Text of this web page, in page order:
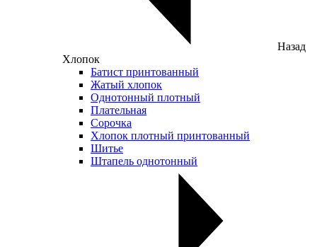
Назад
Хлопок
Батист принтованный
Жатый хлопок
Однотонный плотный
Плательная
Сорочка
Хлопок плотный принтованный
Шитье
Штапель однотонный